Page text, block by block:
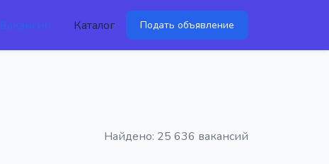
Вакансии Каталог Подать объявление
Найдено: 25 636 вакансий